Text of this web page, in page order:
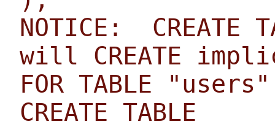
NOTICE: CREATE
will CREATE
FOR TABLE "users"
CREATE TABLE